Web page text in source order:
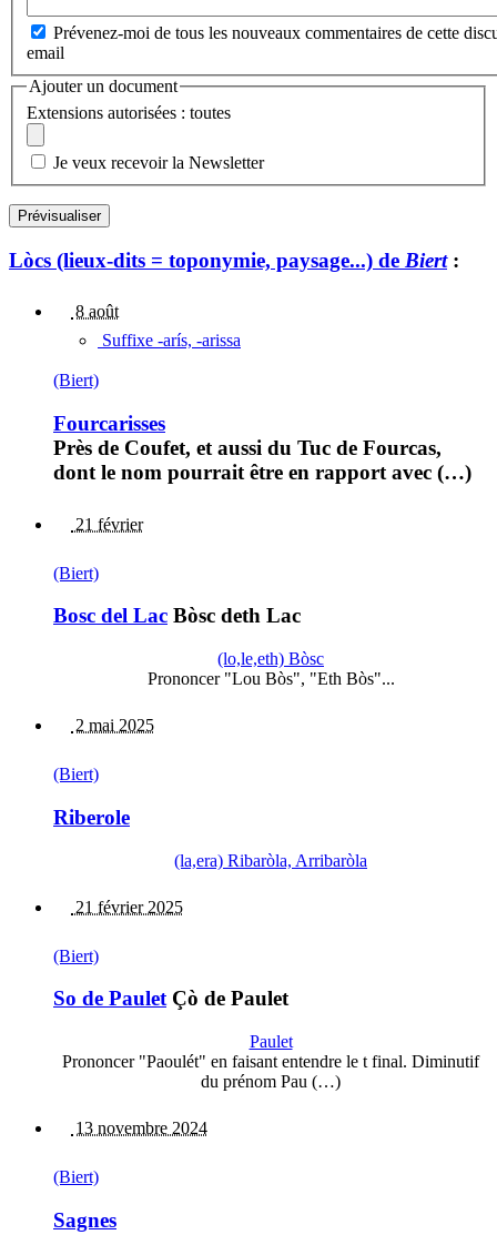
Prévenez-moi de tous les nouveaux commentaires de cette
email
Ajouter un document
Extensions autorisées : toutes
Je veux recevoir la Newsletter
Lòcs (lieux-dits = toponymie, paysage...) de Biert:
8 août
Suffixe -arís, -arissa
(Biert)
Fourcarisses
Près de Coufet, et aussi du Tuc de Fourcas,
dont le nom pourrait être en rapport avec (…)
21 février
(Biert)
Bosc del Lac Bòsc deth Lac
(lo,le,eth) Bòsc
Prononcer "Lou Bòs", "Eth Bòs"...
2 mai 2025
(Biert)
Riberole
(la,era) Ribaròla, Arribaròla
21 février 2025
(Biert)
So de PauletÇò de Paulet
Paulet
Prononcer "Paoulét" en faisant entendre le t final. Diminutif
du prénom Pau (…)
13 novembre 2024
(Biert)
Sagnes